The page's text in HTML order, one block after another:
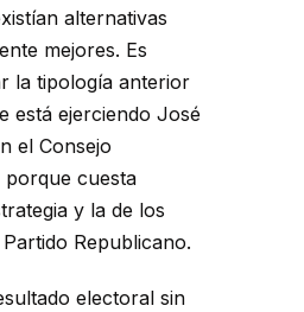
alternativas
mejores. Es
la tipología anterior
está ejerciendo José
el Consejo
porque cuesta
y la de los
Republicano.
electoral sin